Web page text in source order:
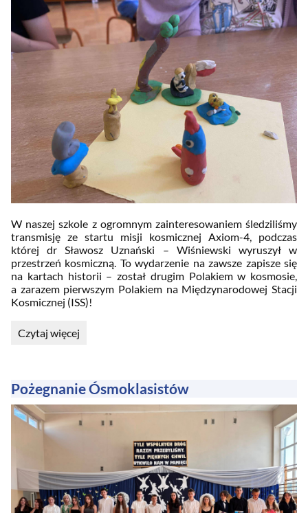
W naszej szkole z ogromnym zainteresowaniem śledziliśmy
transmisję ze startu misji kosmicznej Axiom-4, podczas
której dr Sławosz Uznański – Wiśniewski wyruszył w
przestrzeń kosmiczną. To wydarzenie na zawsze zapisze się
na kartach historii – został drugim Polakiem w kosmosie,
a zarazem pierwszym Polakiem na Międzynarodowej Stacji
Kosmicznej (ISS)!
Historyczny
startu
misji
kosmicznej:
Czytaj więcej
Pożegnanie Ósmoklasistów